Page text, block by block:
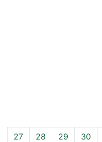
27 28 29 30